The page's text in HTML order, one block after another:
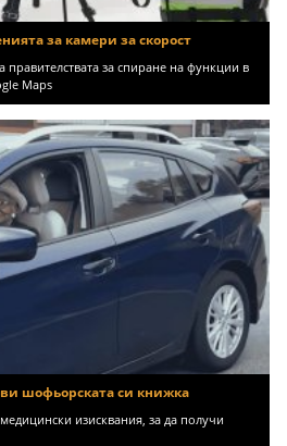
за камери за скорост
правителствата за спиране на функции в
Maps
шофьорската си книжка
изисквания, за да получи